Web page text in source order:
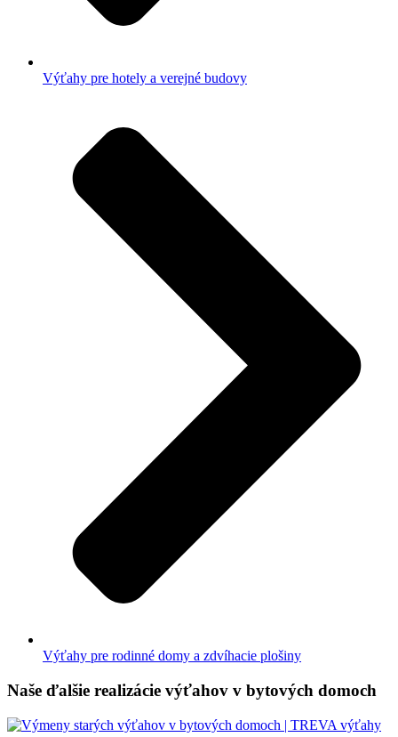
Výťahy pre hotely a verejné budovy
Výťahy pre rodinné domy a zdvíhacie plošiny
Naše ďalšie realizácie výťahov v bytových domoch